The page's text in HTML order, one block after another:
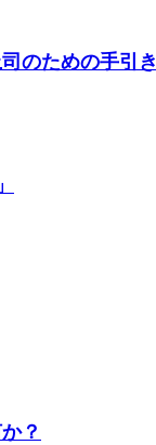
のための手引き
？